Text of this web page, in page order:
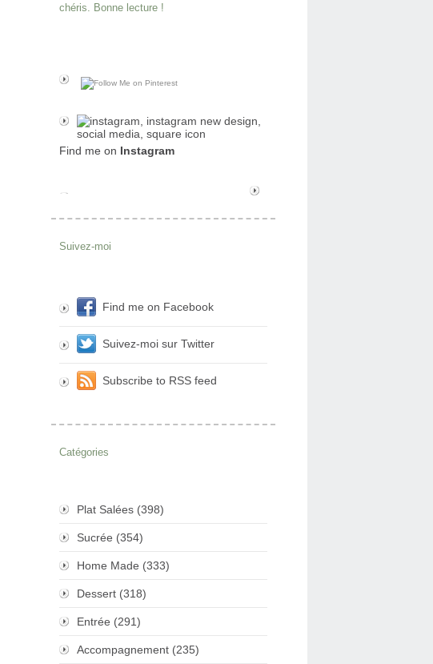
chéris. Bonne lecture !
Find me on Instagram
Suivez-moi
Find me on Facebook
Suivez-moi sur Twitter
Subscribe to RSS feed
Catégories
Plat Salées (398)
Sucrée (354)
Home Made (333)
Dessert (318)
Entrée (291)
Accompagnement (235)